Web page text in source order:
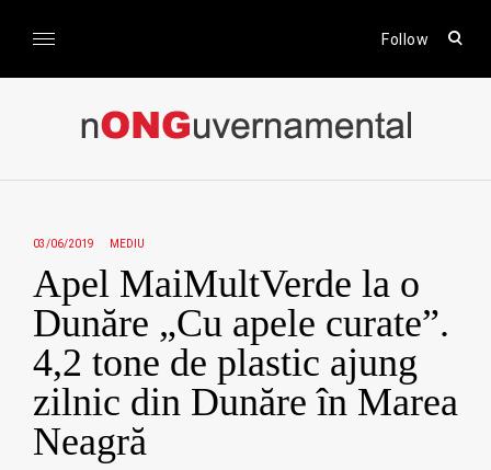
Follow
open
form
nONGuvernamental
03/06/2019 MEDIU
Apel MaiMultVerde la o
Dunăre „Cu apele curate”.
4,2 tone de plastic ajung
zilnic din Dunăre în Marea
Neagră